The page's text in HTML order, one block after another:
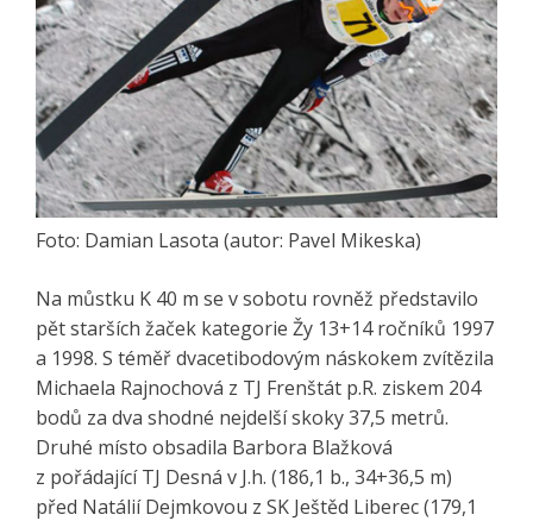
Foto: Damian Lasota (autor: Pavel Mikeska)
Na můstku K 40 m se v sobotu rovněž představilo
pět starších žaček kategorie Žy 13+14 ročníků 1997
a 1998. S téměř dvacetibodovým náskokem zvítězila
Michaela Rajnochová z TJ Frenštát p.R. ziskem 204
bodů za dva shodné nejdelší skoky 37,5 metrů.
Druhé místo obsadila Barbora Blažková
z pořádající TJ Desná v J.h. (186,1 b., 34+36,5 m)
před Natálií Dejmkovou z SK Ještěd Liberec (179,1